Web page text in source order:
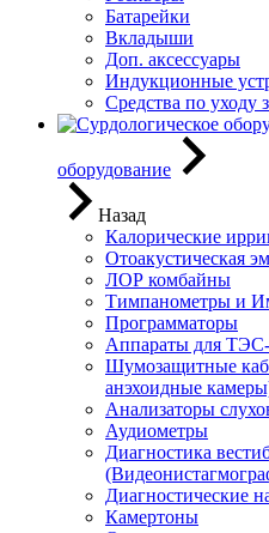
Батарейки
Вкладыши
Доп. аксессуары
Индукционные
Средства по уходу
оборудование
Назад
Калорические
Отоакустическая
ЛОР комбайны
Тимпанометры и
Программаторы
Аппараты для
Шумозащитные
анэхоидные
Анализаторы
Аудиометры
Диагностика
Диагностические
Камертоны